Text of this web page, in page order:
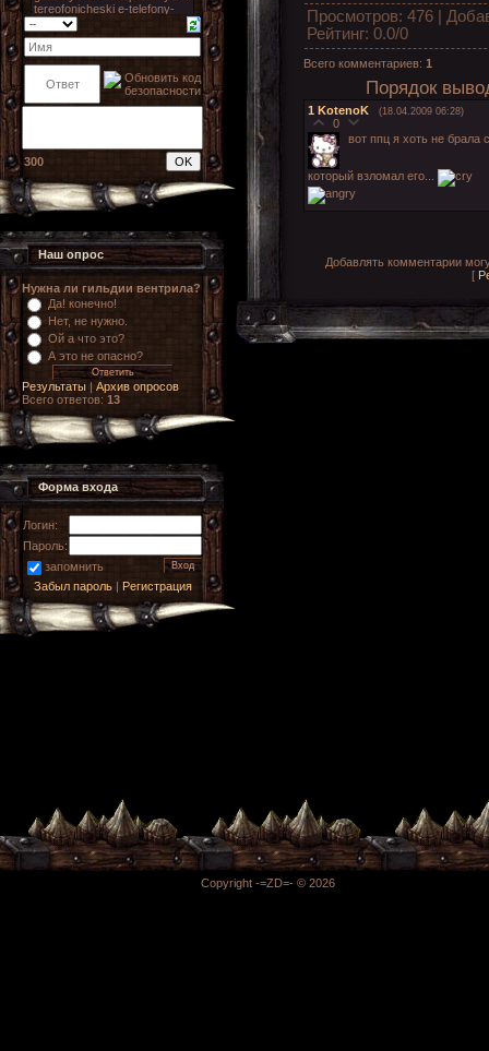
300
Наш опрос
Нужна ли гильдии вентрила?
Да! конечно!
Нет, не нужно.
Ой а что это?
А это не опасно?
Результаты | Архив опросов
Всего ответов: 13
Форма входа
Логин:
Пароль:
запомнить
Забыл пароль| Регистрация
Просмотров: 476 |
Рейтинг: 0.0/0
Всего комментариев: 1
Порядок
1 KotenoK (18.04.2009 06:28)
0
вот ппц я хоть не брала
который взломал его...
Добавлять комментарии
[
Copyright -=ZD=- © 2026